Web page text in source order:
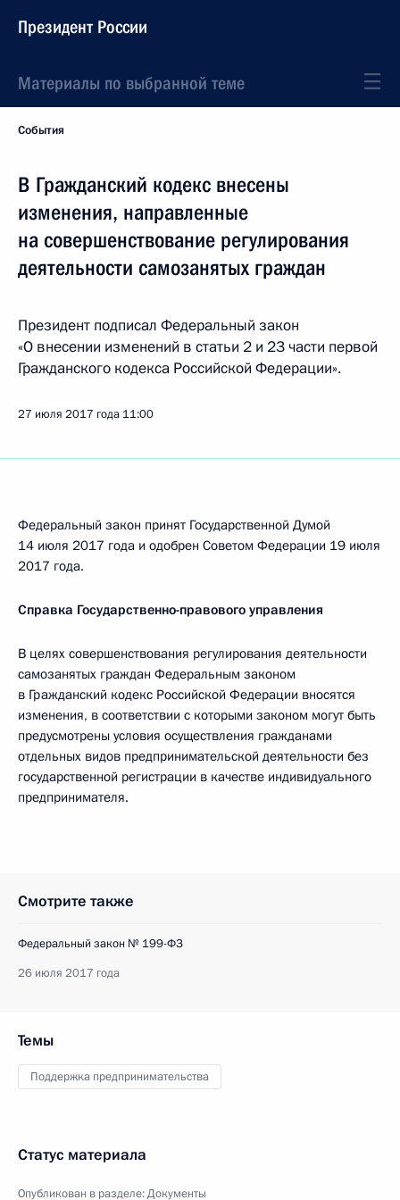
Президент России
Материалы по выбранной теме
События
В Гражданский кодекс внесены
изменения, направленные
на совершенствование регулирования
деятельности самозанятых граждан
Президент подписал Федеральный закон
«О внесении изменений в статьи 2 и 23 части первой
Гражданского кодекса Российской Федерации».
27 июля 2017 года 11:00
Федеральный закон принят Государственной Думой
14 июля 2017 года и одобрен Советом Федерации 19 июля
2017 года.
Справка Государственно-правового управления
В целях совершенствования регулирования деятельности
самозанятых граждан Федеральным законом
в Гражданский кодекс Российской Федерации вносятся
изменения, в соответствии с которыми законом могут быть
предусмотрены условия осуществления гражданами
отдельных видов предпринимательской деятельности без
государственной регистрации в качестве индивидуального
предпринимателя.
Смотрите также
Федеральный закон № 199-ФЗ
26 июля 2017 года
Темы
Поддержка предпринимательства
Статус материала
Опубликован в разделе:Документы